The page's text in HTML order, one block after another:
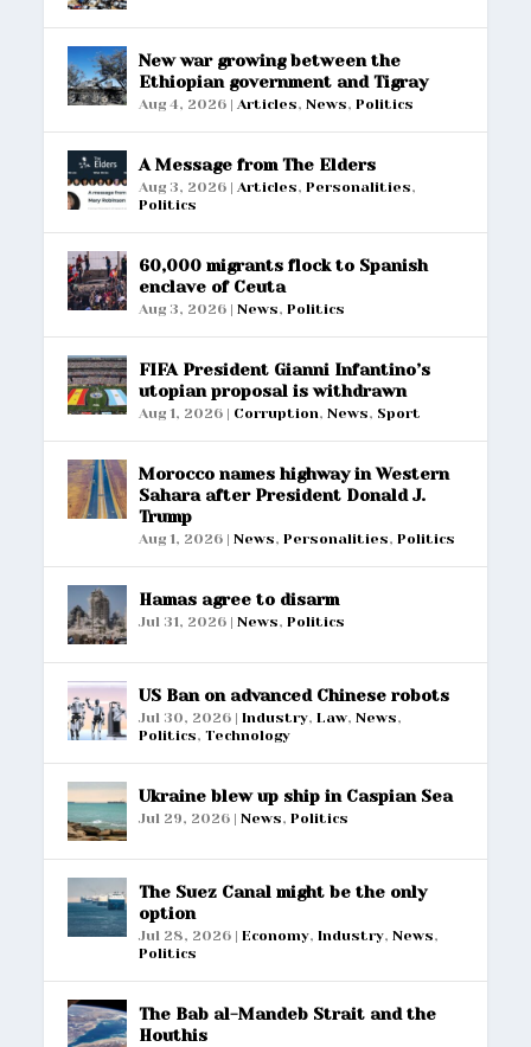
New war growing between the
Ethiopian government and Tigray
Aug 4, 2026 |Articles,News,Politics
A Message from The Elders
Aug 3, 2026 |Articles,Personalities,
Politics
60,000 migrants flock to Spanish
enclave of Ceuta
Aug 3, 2026 |News,Politics
FIFA President Gianni Infantino’s
utopian proposal is withdrawn
Aug 1, 2026 | Corruption,News, Sport
Morocco names highway in Western
Sahara after President Donald J.
Trump
Aug 1, 2026 |News,Personalities,Politics
Hamas agree to disarm
Jul 31, 2026 |News,Politics
US Ban on advanced Chinese robots
Jul 30, 2026 |Industry,Law,News,
Politics,Technology
Ukraine blew up ship in Caspian Sea
Jul 29, 2026 |News,Politics
The Suez Canal might be the only
option
Jul 28, 2026 |Economy,Industry,News,
Politics
The Bab al-Mandeb Strait and the
Houthis